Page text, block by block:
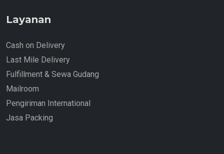
Layanan
Cash on Delivery
Last Mile Delivery
Fulfillment & Sewa Gudang
Mailroom
Pengiriman International
Jasa Packing